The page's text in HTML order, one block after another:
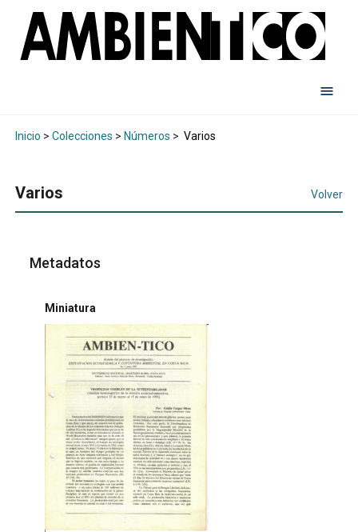
Inicio > Colecciones > Números > Varios
Varios Volver
Metadatos
Miniatura